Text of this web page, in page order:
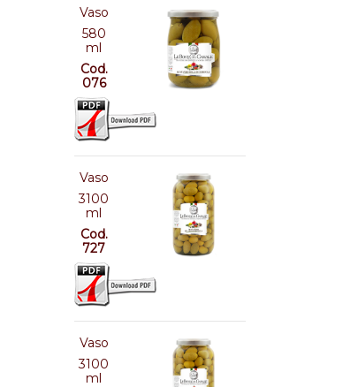
Vaso
580
ml
Cod.
076
Vaso
3100
ml
Cod.
727
Vaso
3100
ml